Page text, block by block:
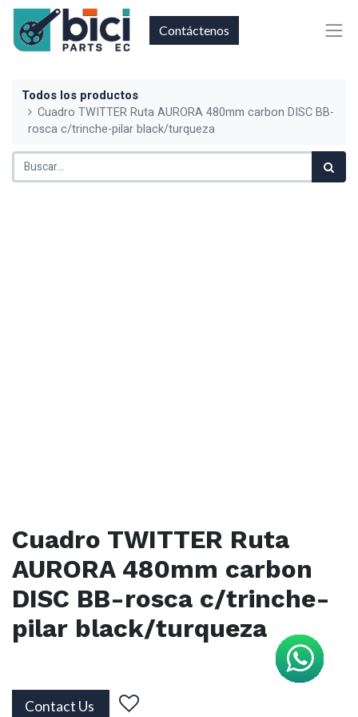
Contáctenos
Todos los productos
Cuadro TWITTER Ruta AURORA 480mm carbon DISC BB-
rosca c/trinche-pilar black/turqueza
Cuadro TWITTER Ruta
AURORA 480mm carbon
DISC BB-rosca c/trinche-
pilar black/turqueza
Contact Us